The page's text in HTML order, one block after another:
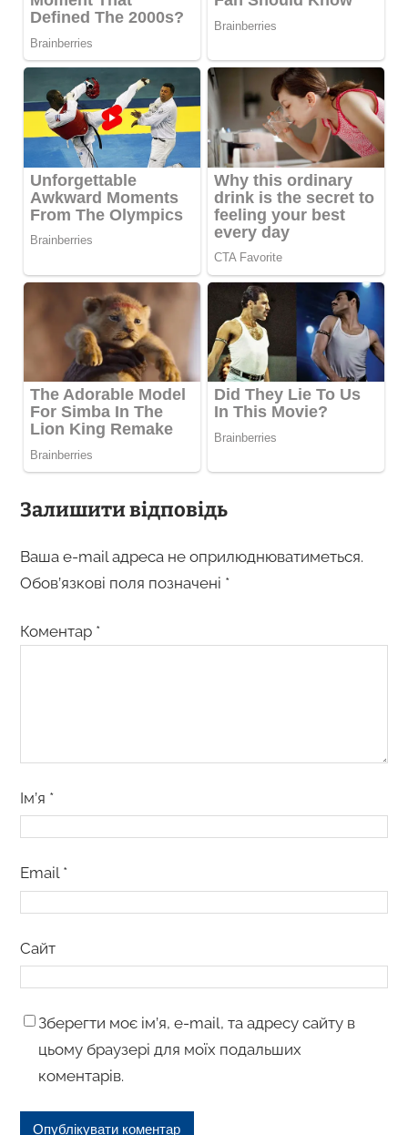
Залишити відповідь
Ваша e-mail адреса не оприлюднюватиметься.
Обов’язкові поля позначені *
Коментар *
Ім’я *
Email *
Сайт
Зберегти моє ім’я, e-mail, та адресу сайту в
цьому браузері для моїх подальших
коментарів.